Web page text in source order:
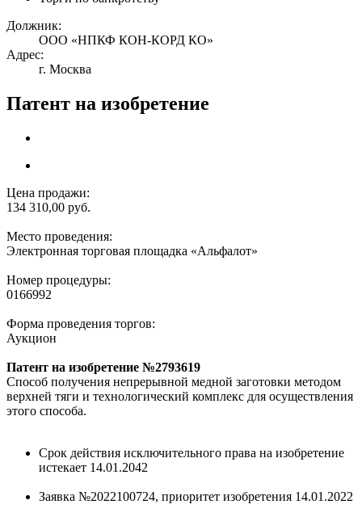
Должник:
ООО «НПКФ КОН-КОРД КО»
Адрес:
г. Москва
Патент на изобретение
Цена продажи:
134 310,00 руб.
Место проведения:
Электронная торговая площадка «Альфалот»
Номер процедуры:
0166992
Форма проведения торгов:
Аукцион
Патент на изобретение №2793619
Способ получения непрерывной медной заготовки методом
верхней тяги и технологический комплекс для осуществления
этого способа.
Срок действия исключительного права на изобретение
истекает 14.01.2042
Заявка №2022100724, приоритет изобретения 14.01.2022